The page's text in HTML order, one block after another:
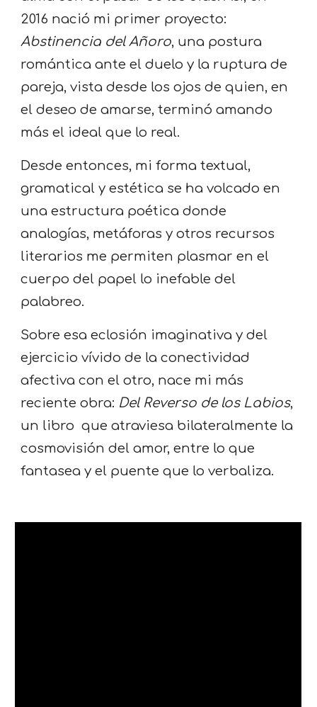
2016 nació mi primer proyecto:
Abstinencia del Añoro, una postura
romántica ante el duelo y la ruptura de
pareja, vista desde los ojos de quien, en
el deseo de amarse, terminó amando
más el ideal que lo real.
Desde entonces, mi forma textual,
gramatical y estética se ha volcado en
una estructura poética donde
analogías, metáforas y otros recursos
literarios me permiten plasmar en el
cuerpo del papel lo inefable del
palabreo.
Sobre esa eclosión imaginativa y del
ejercicio vívido de la conectividad
afectiva con el otro, nace mi más
reciente obra: Del Reverso de los Labios,
un libro que atraviesa bilateralmente la
cosmovisión del amor, entre lo que
fantasea y el puente que lo verbaliza.